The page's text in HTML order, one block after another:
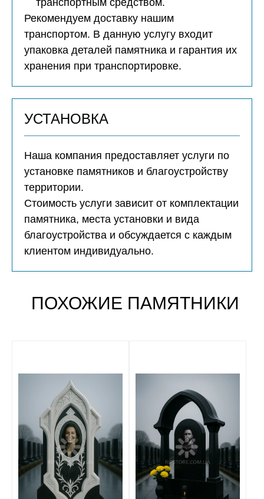
транспортным средством.
Рекомендуем доставку нашим
транспортом. В данную услугу входит
упаковка деталей памятника и гарантия их
хранения при транспортировке.
УСТАНОВКА
Наша компания предоставляет услуги по
установке памятников и благоустройству
территории.
Стоимость услуги зависит от комплектации
памятника, места установки и вида
благоустройства и обсуждается с каждым
клиентом индивидуально.
ПОХОЖИЕ ПАМЯТНИКИ